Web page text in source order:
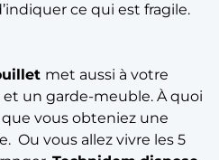
ce qui est fragile.
met aussi à votre
un garde-meuble. À quoi
vous obteniez une
Ou vous allez vivre les 5